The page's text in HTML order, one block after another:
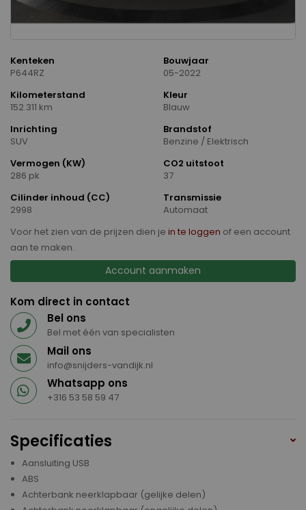
Kenteken
P644RZ
Bouwjaar
05-2022
Kilometerstand
152.311 km
Kleur
Blauw
Inrichting
SUV
Brandstof
Benzine / Elektrisch
Vermogen (KW)
286 pk
CO2 uitstoot
37
Cilinder inhoud (CC)
2998
Transmissie
Automaat
Voor het zien van de prijzen dien je in te loggen of een account
aan te maken.
Account aanmaken
Kom direct in contact
Bel ons
Bel met één van specialisten
Mail ons
info@snijders-vandijk.nl
Whatsapp ons
+316 53 58 59 47
Specificaties
Aansluiting USB
ABS
Achterbank neerklapbaar (gelijke delen)